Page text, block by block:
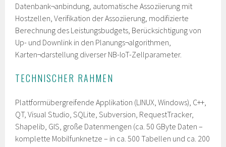
Datenbank¬anbindung, automatische Assoziierung mit
Hostzellen, Verifikation der Assoziierung, modifizierte
Berechnung des Leistungsbudgets, Berücksichtigung von
Up- und Downlink in den Planungs¬algorithmen,
Karten¬darstellung diverser NB-IoT-Zellparameter.
TECHNISCHER RAHMEN
Plattformübergreifende Applikation (LINUX, Windows), C++,
QT, Visual Studio, SQLite, Subversion, RequestTracker,
Shapelib, GIS, große Datenmengen (ca. 50 GByte Daten –
komplette Mobilfunknetze – in ca. 500 Tabellen und ca. 200